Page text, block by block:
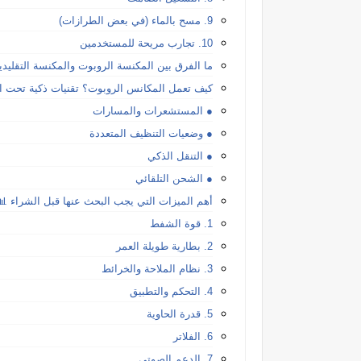
9. مسح بالماء (في بعض الطرازات)
10. تجارب مريحة للمستخدمين
ما الفرق بين المكنسة الروبوت والمكنسة
كيف تعمل المكانس الروبوت؟ تقنيات ذكية تحت
● المستشعرات والمسارات
● وضعيات التنظيف المتعددة
● التنقل الذكي
● الشحن التلقائي
أهم الميزات التي يجب البحث عنها قبل الشراء
1. قوة الشفط
2. بطارية طويلة العمر
3. نظام الملاحة والخرائط
4. التحكم والتطبيق
5. قدرة الحاوية
6. الفلاتر